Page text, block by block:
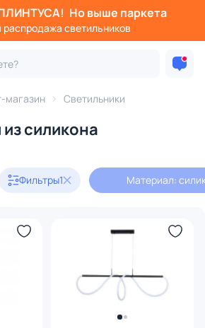
Но выше паркета
распродажа светильников
магазин Светильники
силикона
Фильтры1 Материал:
Фильтры
светильники